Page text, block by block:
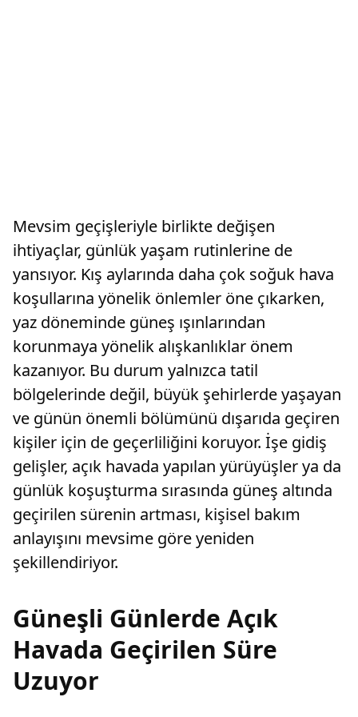
Mevsim geçişleriyle birlikte değişen
ihtiyaçlar, günlük yaşam rutinlerine de
yansıyor. Kış aylarında daha çok soğuk hava
koşullarına yönelik önlemler öne çıkarken,
yaz döneminde güneş ışınlarından
korunmaya yönelik alışkanlıklar önem
kazanıyor. Bu durum yalnızca tatil
bölgelerinde değil, büyük şehirlerde yaşayan
ve günün önemli bölümünü dışarıda geçiren
kişiler için de geçerliliğini koruyor. İşe gidiş
gelişler, açık havada yapılan yürüyüşler ya da
günlük koşuşturma sırasında güneş altında
geçirilen sürenin artması, kişisel bakım
anlayışını mevsime göre yeniden
şekillendiriyor.
Güneşli Günlerde Açık
Havada Geçirilen Süre
Uzuyor